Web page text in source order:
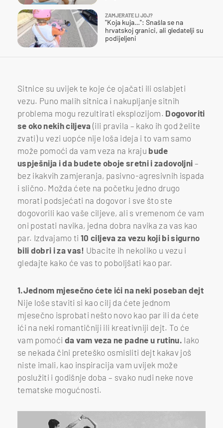
ZAMJERATE LI JOJ?
"Koja kuja…": Snašla se na
hrvatskoj granici, ali gledatelji su
podijeljeni
Sitnice su uvijek te koje će ojačati ili oslabjeti
vezu. Puno malih sitnica i nakupljanje sitnih
problema mogu rezultirati eksplozijom. Dogovoriti
se oko nekih ciljeva (ili pravila – kako ih god želite
zvati) u vezi uopće nije loša ideja i to vam samo
može pomoći da vam veza na kraju bude
uspješnija i da budete oboje sretni i zadovoljni –
bez ikakvih zamjeranja, pasivno-agresivnih ispada
i slično. Možda ćete na početku jedno drugo
morati podsjećati na dogovor i sve što ste
dogovorili kao vaše ciljeve, ali s vremenom će vam
oni postati navika, jedna dobra navika za vas kao
par. Izdvajamo ti10 ciljeva za vezu koji bi sigurno
bili dobri i za vas! Ubacite ih nekoliko u vezu i
gledajte kako će vas to poboljšati kao par.
1.Jednom mjesečno ćete ići na neki poseban dejt
Nije loše staviti si kao cilj da ćete jednom
mjesečno isprobati nešto novo kao par ili da ćete
ići na neki romantičniji ili kreativniji dejt. To će
vam pomoći da vam veza ne padne u rutinu. Iako
se nekada čini preteško osmisliti dejt kakav još
niste imali, kao inspiracija vam uvijek može
poslužiti i godišnje doba – svako nudi neke nove
tematske mogućnosti.